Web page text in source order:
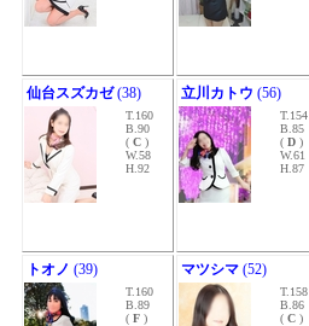
仙台スズカゼ(38)
T.160
B.90
( C )
W.58
H.92
立川カトウ (56)
T.154
B.85
( D )
W.61
H.87
トオノ (39)
T.160
B.89
( F )
マツシマ (52)
T.158
B.86
( C )